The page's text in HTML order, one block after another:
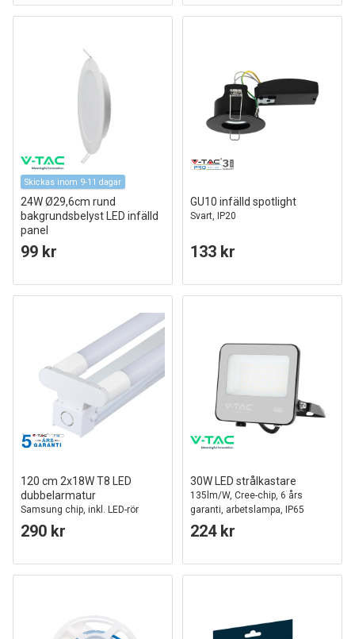
Skickas inom 9-11 dagar
24W Ø29,6cm rund
bakgrundsbelyst LED infälld
panel
110lm/W, Hål: Ø28 cm, Mått:
Ø29,6 cm
99 kr
GU10 infälld spotlight
Svart, IP20
133 kr
120 cm 2x18W T8 LED
dubbelarmatur
Samsung chip, inkl. LED-rör
290 kr
30W LED strålkastare
135lm/W, Cree-chip, 6 års
garanti, arbetslampa, IP65
utomhus
224 kr